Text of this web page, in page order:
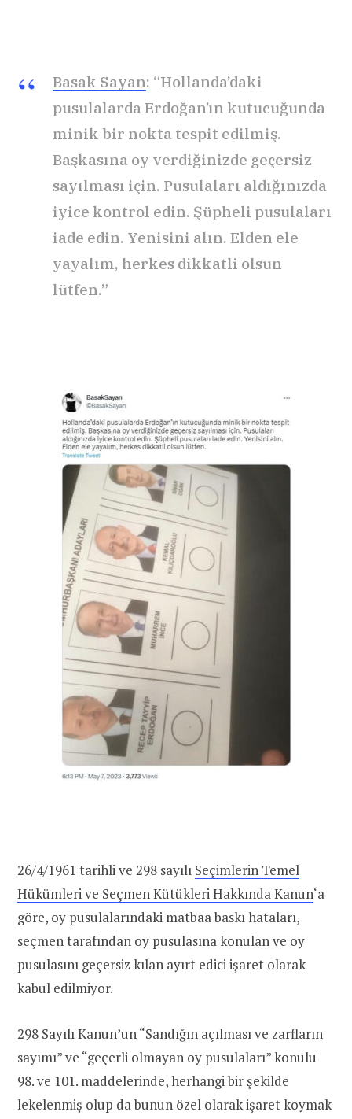
Basak Sayan: “Hollanda’daki
pusulalarda Erdoğan’ın kutucuğunda
minik bir nokta tespit edilmiş.
Başkasına oy verdiğinizde geçersiz
sayılması için. Pusulaları aldığınızda
iyice kontrol edin. Şüpheli pusulaları
iade edin. Yenisini alın. Elden ele
yayalım, herkes dikkatli olsun
lütfen.”
26/4/1961 tarihli ve 298 sayılı Seçimlerin Temel
Hükümleri ve Seçmen Kütükleri Hakkında Kanun‘a
göre, oy pusulalarındaki matbaa baskı hataları,
seçmen tarafından oy pusulasına konulan ve oy
pusulasını geçersiz kılan ayırt edici işaret olarak
kabul edilmiyor.
298 Sayılı Kanun’un “Sandığın açılması ve zarfların
sayımı” ve “geçerli olmayan oy pusulaları” konulu
98. ve 101. maddelerinde, herhangi bir şekilde
lekelenmiş olup da bunun özel olarak işaret koymak